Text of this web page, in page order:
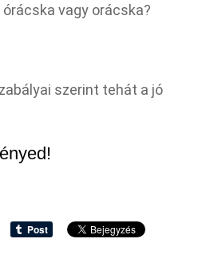
vagy orácska?
szerint tehát a jó